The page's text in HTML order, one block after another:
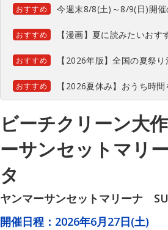
おすすめ 今週末8/8(土)～8/9(日)開
おすすめ 【漫画】夏に読みたいおす
おすすめ 【2026年版】全国の夏祭
おすすめ 【2026夏休み】おうち時
ビーチクリーン大
ーサンセットマリ
タ
ヤンマーサンセットマリーナ
開催日程： 2026年6月27日(土)